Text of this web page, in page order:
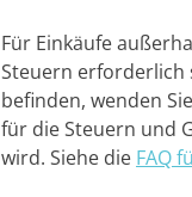
Für Einkäufe
Steuern erforderlich
befinden, wenden
für die Steuern und
wird. Siehe die FAQ